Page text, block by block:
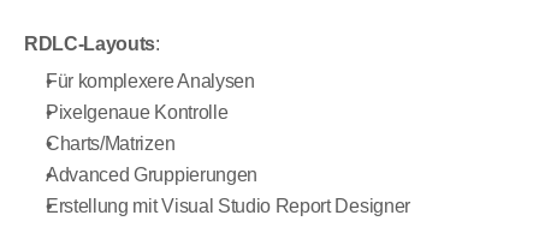
RDLC-Layouts:
Für komplexere Analysen
Pixelgenaue Kontrolle
Charts/Matrizen
Advanced Gruppierungen
Erstellung mit Visual Studio Report Designer